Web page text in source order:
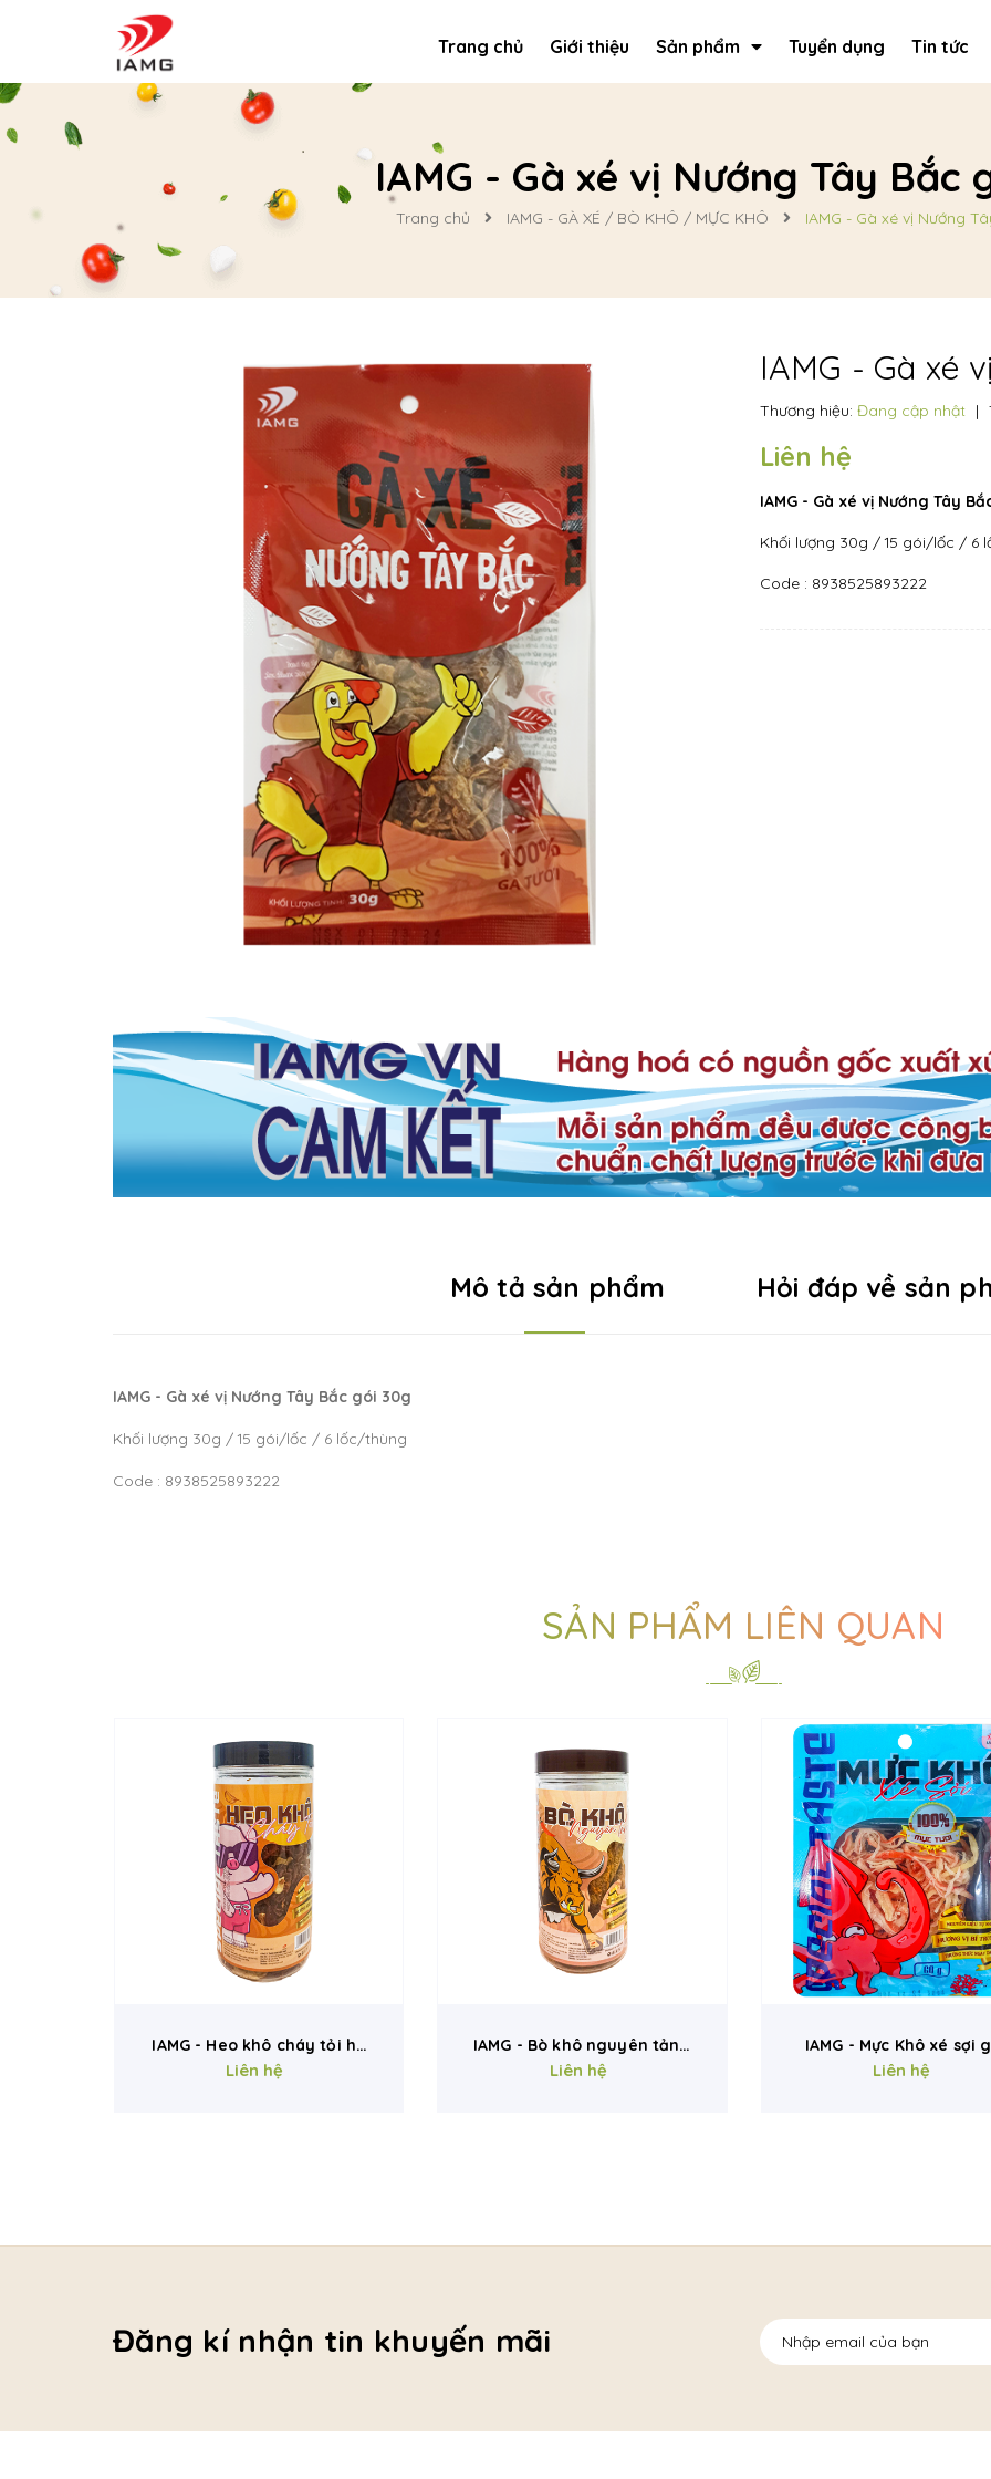
Trang chủ Giới thiệu Sản phẩm Tuyển dụng Tin tức
IAMG - Gà xé vị Nướng Tây Bắc
Trang chủ IAMG - GÀ XÉ / BÒ KHÔ / MỰC KHÔ IAMG - Gà xé vị Nướng
IAMG - Gà xé
Thương hiệu: Đang cập nhật |
Liên hệ
IAMG - Gà xé vị Nướng Tây
Khối lượng 30g / 15 gói/lốc / 6
Code : 8938525893222
Mô tả sản phẩm Hỏi đáp về sản
IAMG - Gà xé vị Nướng Tây Bắc gói 30g
Khối lượng 30g / 15 gói/lốc / 6 lốc/thùng
Code : 8938525893222
SẢN PHẨM LIÊN QUAN
IAMG - Heo khô cháy tỏi hũ
165g
Liên hệ
IAMG - Bò khô nguyên tảng
hũ 180g
Liên hệ
IAMG - Mực Khô xé sợi
60g
Liên hệ
Đăng kí nhận tin khuyến mãi